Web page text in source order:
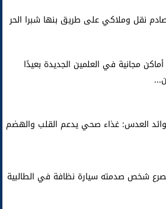
نقل وملاكي على طريق بنها شبرا الحر
7 أماكن مجانية في العلمين الجديدة بعيدًا
العدس: غذاء صحي يدعم القلب والهضم
شخص صدمته سيارة نظافة في الطالبية